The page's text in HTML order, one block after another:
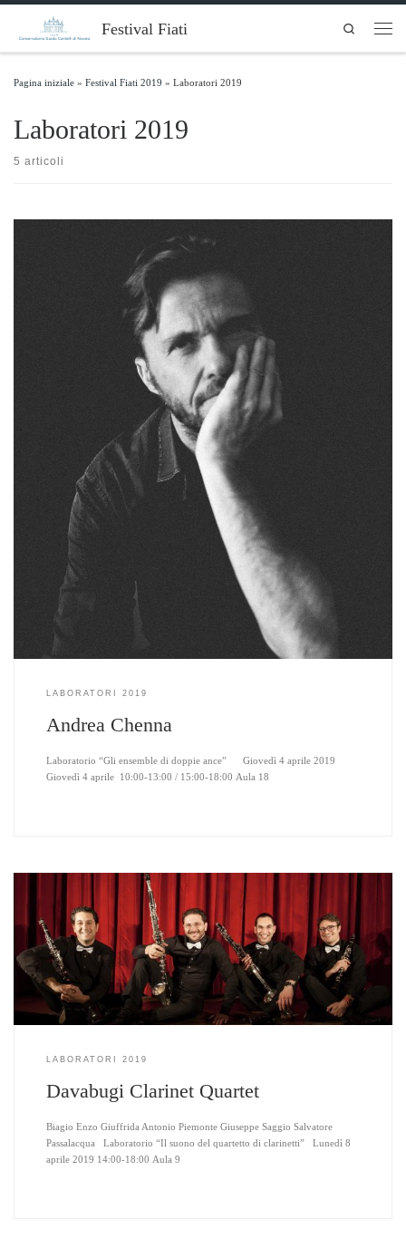
Skip to content Festival Fiati
Search
Pagina iniziale » Festival Fiati 2019 » Laboratori 2019
Laboratori 2019
5 articoli
LABORATORI 2019
Andrea Chenna
Laboratorio “Gli ensemble di doppie ance” Giovedì 4 aprile 2019
Giovedì 4 aprile 10:00-13:00 / 15:00-18:00 Aula 18
LABORATORI 2019
Davabugi Clarinet Quartet
Biagio Enzo Giuffrida Antonio Piemonte Giuseppe Saggio Salvatore
Passalacqua Laboratorio “Il suono del quartetto di clarinetti” Lunedì 8
aprile 2019 14:00-18:00 Aula 9